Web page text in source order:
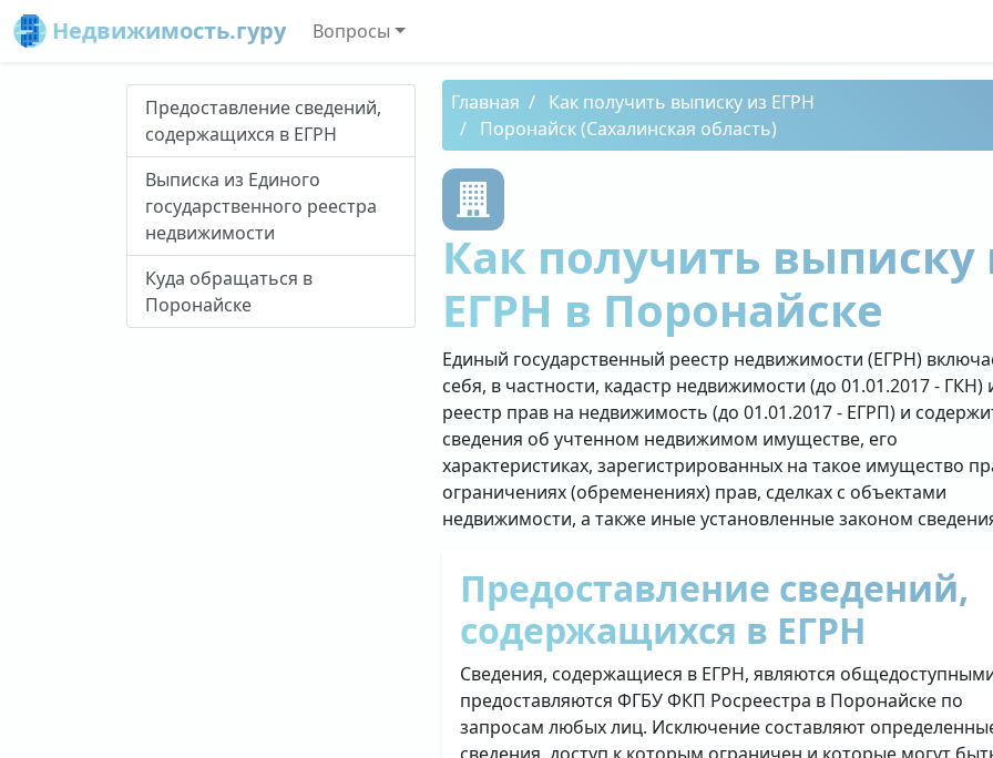
Недвижимость.гуру Вопросы
Предоставление сведений,
содержащихся в ЕГРН
Выписка из Единого
государственного реестра
недвижимости
Куда обращаться в
Поронайске
Главная
Как получить выписку из ЕГРН
Поронайск (Сахалинская область)
Как получить выписку
ЕГРН в Поронайске
Единый государственный реестр недвижимости (ЕГРН)
себя, в частности, кадастр недвижимости (до 01.01.2017 - ГКН)
реестр прав на недвижимость (до 01.01.2017 - ЕГРП) и
сведения об учтенном недвижимом имуществе, его
характеристиках, зарегистрированных на такое имущество
ограничениях (обременениях) прав, сделках с объектами
недвижимости, а также иные установленные законом
Предоставление сведений,
содержащихся в ЕГРН
Сведения, содержащиеся в ЕГРН, являются
предоставляются ФГБУ ФКП Росреестра в Поронайске по
запросам любых лиц. Исключение составляют